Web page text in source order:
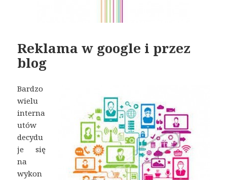
Reklama w google i przez
blog
Bardzo
wielu
interna
utów
decydu
je się
na
wykon